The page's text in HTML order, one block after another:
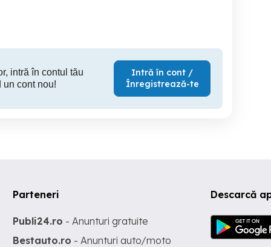
intră în contul tău
un cont nou!
Intră în cont /
Înregistrează-te
Descarcă
Parteneri
Publi24.ro - Anunturi gratuite
Bestauto.ro - Anunturi auto/moto